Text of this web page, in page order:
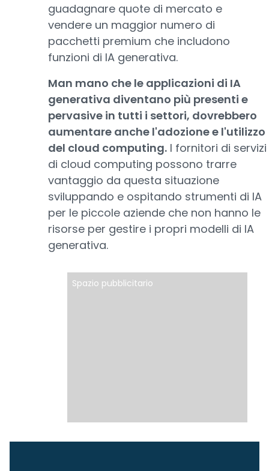
guadagnare quote di mercato e
vendere un maggior numero di
pacchetti premium che includono
funzioni di IA generativa.
Man mano che le applicazioni di IA
generativa diventano più presenti e
pervasive in tutti i settori, dovrebbero
aumentare anche l'adozione e l'utilizzo
del cloud computing. I fornitori di servizi
di cloud computing possono trarre
vantaggio da questa situazione
sviluppando e ospitando strumenti di IA
per le piccole aziende che non hanno le
risorse per gestire i propri modelli di IA
generativa.
Spazio pubblicitario